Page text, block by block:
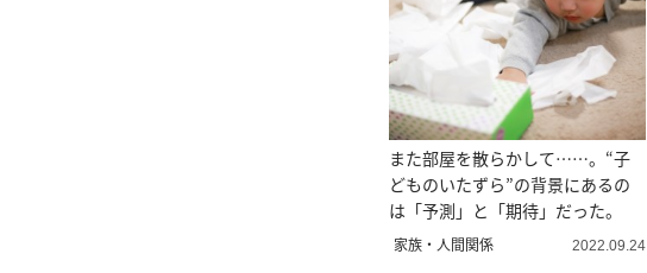
また部屋を散らかして……。“子
どものいたずら”の背景にあるの
は「予測」と「期待」だった。
家族・人間関係 2022.09.24